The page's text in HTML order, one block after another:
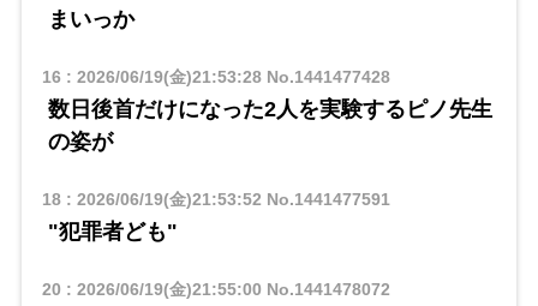
まいっか
16 : 2026/06/19(金)21:53:28No.1441477428
数日後首だけになった2人を実験するピノ先生
の姿が
18: 2026/06/19(金)21:53:52 No.1441477591
"犯罪者ども"
20 : 2026/06/19(金)21:55:00 No.1441478072